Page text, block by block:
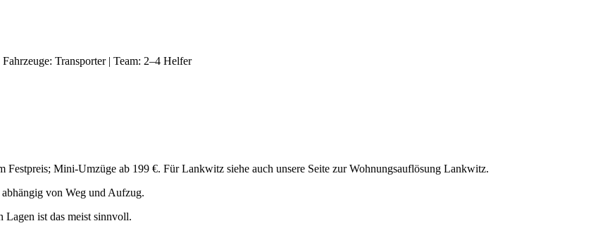
Fahrzeuge: Transporter| Team: 2–4 Helfer
Mini-Umzüge ab 199 €. Für Lankwitz siehe auch unsere Seite zur Wohnungsauflösung Lankwitz.
von Weg und Aufzug.
Lagen ist das meist sinnvoll.